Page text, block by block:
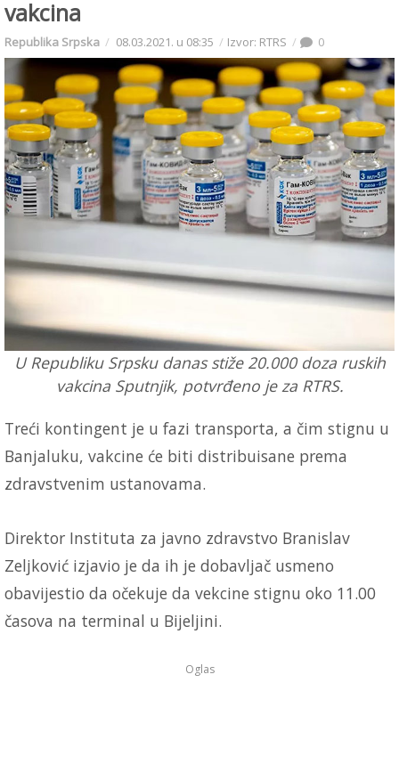
vakcina
Republika Srpska 08.03.2021. u 08:35 Izvor: RTRS 0
U Republiku Srpsku danas stiže 20.000 doza ruskih
vakcina Sputnjik, potvrđeno je za RTRS.
Treći kontingent je u fazi transporta, a čim stignu u
Banjaluku, vakcine će biti distribuisane prema
zdravstvenim ustanovama.
Direktor Instituta za javno zdravstvo Branislav
Zeljković izjavio je da ih je dobavljač usmeno
obavijestio da očekuje da vekcine stignu oko 11.00
časova na terminal u Bijeljini.
Oglas